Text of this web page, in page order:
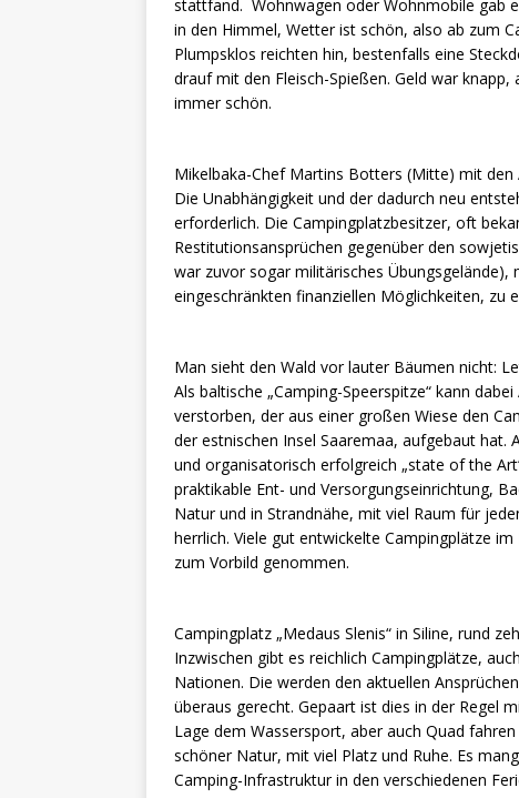
stattfand. Wohnwagen oder Wohnmobile gab
in den Himmel, Wetter ist schön, also ab zum
Plumpsklos reichten hin, bestenfalls eine
drauf mit den Fleisch-Spießen. Geld war
immer schön.
Mikelbaka-Chef Martins Botters (Mitte) mit den
Die Unabhängigkeit und der dadurch neu
erforderlich. Die Campingplatzbesitzer, oft
Restitutionsansprüchen gegenüber den
war zuvor sogar militärisches
eingeschränkten finanziellen Möglichkeiten, zu
Man sieht den Wald vor lauter Bäumen nicht:
Als baltische „Camping-Speerspitze“ kann
verstorben, der aus einer großen Wiese den
der estnischen Insel Saaremaa, aufgebaut hat.
und organisatorisch erfolgreich „state of the
praktikable Ent- und Versorgungseinrichtung,
Natur und in Strandnähe, mit viel Raum für
herrlich. Viele gut entwickelte Campingplätze
zum Vorbild genommen.
Campingplatz „Medaus Slenis“ in Siline, rund
Inzwischen gibt es reichlich Campingplätze,
Nationen. Die werden den aktuellen
überaus gerecht. Gepaart ist dies in der Regel
Lage dem Wassersport, aber auch Quad
schöner Natur, mit viel Platz und Ruhe. Es
Camping-Infrastruktur in den verschiedenen